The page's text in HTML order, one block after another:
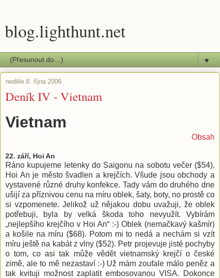
blog.lighthunt.net
▼
neděle 8. října 2006
Deník IV - Vietnam
Vietnam
Obsah
22. září, Hoi An
Ráno kupujeme letenky do Saigonu na sobotu večer ($54).
Hoi An je město švadlen a krejčích. Všude jsou obchody a
vystavené různé druhy konfekce. Tady vám do druhého dne
ušijí za příznivou cenu na míru oblek, šaty, boty, no prostě co
si vzpomenete. Jelikož už nějakou dobu uvažuji, že oblek
potřebuji, byla by velká škoda toho nevyužít. Vybírám
„nejlepšího krejčího v Hoi An“ :-) Oblek (nemačkavý kašmír)
a košile na míru ($68). Potom mi to nedá a nechám si vzít
míru ještě na kabát z vlny ($52). Petr projevuje jisté pochyby
o tom, co asi tak může vědět vietnamský krejčí o české
zimě, ale to mě nezastaví :-) Už mám zoufale málo peněz a
tak kvituji možnost zaplatit embosovanou VISA. Dokonce